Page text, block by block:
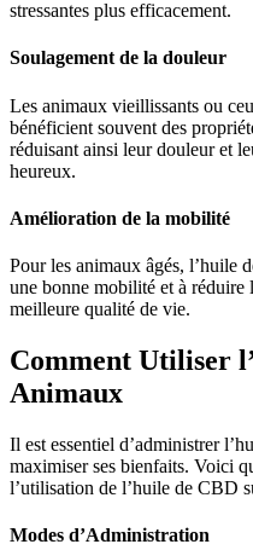
stressantes plus efficacement.
Soulagement de la douleur
Les animaux vieillissants ou
bénéficient souvent des
réduisant ainsi leur douleur et
heureux.
Amélioration de la mobilité
Pour les animaux âgés, l’huile
une bonne mobilité et à réduire
meilleure qualité de vie.
Comment Utiliser
Animaux
Il est essentiel d’administrer
maximiser ses bienfaits. Voici
l’utilisation de l’huile de CBD
Modes d’Administration